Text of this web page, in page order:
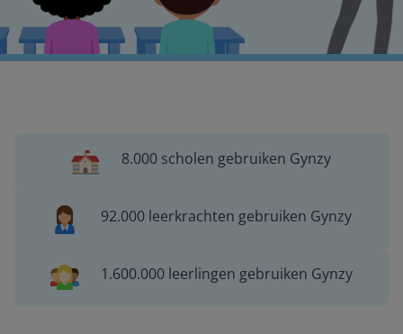
8.000 scholen gebruiken Gynzy
92.000 leerkrachten gebruiken Gynzy
1.600.000 leerlingen gebruiken Gynzy